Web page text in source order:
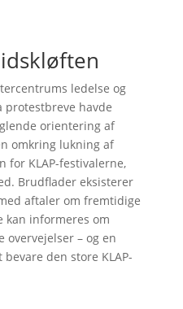
ledelse og
protestbreve havde
orientering af
omkring lukning af
for KLAP-festivalerne,
Brudflader eksisterer
aftaler om fremtidige
informeres om
overvejelser – og en
den store KLAP-